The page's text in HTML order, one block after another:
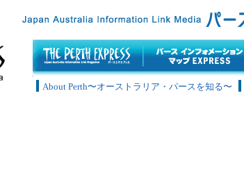
About Perth〜オーストラリア・パースを知る〜